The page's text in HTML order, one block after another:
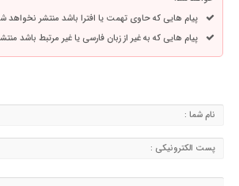
پیام هایی که حاوی تهمت یا افترا باشد منتشر نخواهد
پیام هایی که به غیر از زبان فارسی یا غیر مرتبط باشد